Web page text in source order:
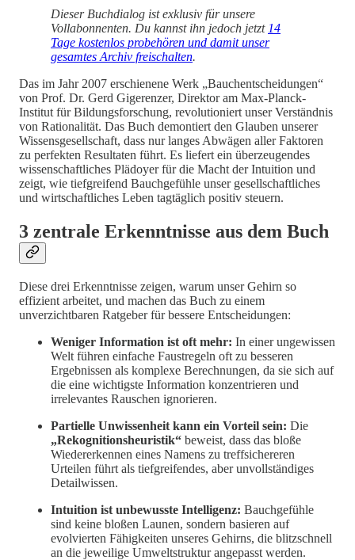
Dieser Buchdialog ist exklusiv für unsere
Vollabonnenten. Du kannst ihn jedoch jetzt 14
Tage kostenlos probehören und damit unser
gesamtes Archiv freischalten.
Das im Jahr 2007 erschienene Werk „Bauchentscheidungen“
von Prof. Dr. Gerd Gigerenzer, Direktor am Max-Planck-
Institut für Bildungsforschung, revolutioniert unser Verständnis
von Rationalität. Das Buch demontiert den Glauben unserer
Wissensgesellschaft, dass nur langes Abwägen aller Faktoren
zu perfekten Resultaten führt. Es liefert ein überzeugendes
wissenschaftliches Plädoyer für die Macht der Intuition und
zeigt, wie tiefgreifend Bauchgefühle unser gesellschaftliches
und wirtschaftliches Leben tagtäglich positiv steuern.
3 zentrale Erkenntnisse aus dem Buch
Diese drei Erkenntnisse zeigen, warum unser Gehirn so
effizient arbeitet, und machen das Buch zu einem
unverzichtbaren Ratgeber für bessere Entscheidungen:
Weniger Information ist oft mehr: In einer ungewissen
Welt führen einfache Faustregeln oft zu besseren
Ergebnissen als komplexe Berechnungen, da sie sich auf
die eine wichtigste Information konzentrieren und
irrelevantes Rauschen ignorieren.
Partielle Unwissenheit kann ein Vorteil sein: Die
„Rekognitionsheuristik“ beweist, dass das bloße
Wiedererkennen eines Namens zu treffsichereren
Urteilen führt als tiefgreifendes, aber unvollständiges
Detailwissen.
Intuition ist unbewusste Intelligenz: Bauchgefühle
sind keine bloßen Launen, sondern basieren auf
evolvierten Fähigkeiten unseres Gehirns, die blitzschnell
an die jeweilige Umweltstruktur angepasst werden.